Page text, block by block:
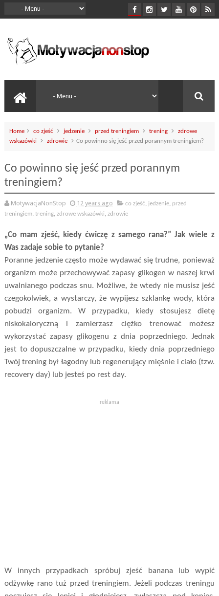
Home co zjeść jedzenie przed treningiem trening
zdrowe
wskazówki
zdrowie Co powinno się jeść przed porannym treningiem?
Co powinno się jeść przed porannym
treningiem?
MotywacjaNonStop 12 years ago co zjeść, jedzenie, przed
treningiem, trening, zdrowe wskazówki, zdrowie
„Co mam zjeść, kiedy ćwiczę z samego rana?” Jak wiele z
Was zadaje sobie to pytanie?
Poranne jedzenie często może wydawać się trudne, ponieważ
organizm może przechowywać zapasy glikogen w naszej krwi
uwalnianego podczas snu. Możliwe, że wtedy nie musisz jeść
czegokolwiek, a wystarczy, że wypijesz szklankę wody, która
pobudzi organizm. W przypadku, kiedy stosujesz dietę
niskokaloryczną i zamierzasz ciężko trenować możesz
wykorzystać zapasy glikogenu z dnia poprzedniego. Jednak
jest to dopuszczalne w przypadku, kiedy dnia poprzedniego
Twój trening był łagodny lub regenerujący mięśnie i ciało (tzw.
recovery day) lub jesteś po rest day.
reklama
W innych przypadkach spróbuj zjeść banana lub wypić
odżywkę rano tuż przed treningiem. Jeżeli podczas treningu